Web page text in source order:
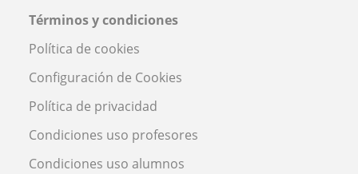
Términos y condiciones
Política de cookies
Configuración de Cookies
Política de privacidad
Condiciones uso profesores
Condiciones uso alumnos